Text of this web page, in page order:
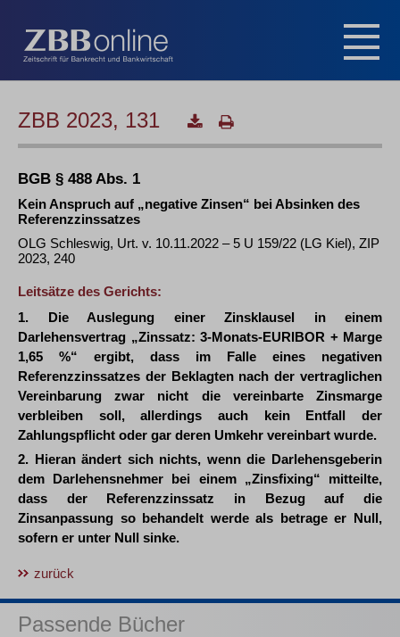
ZBB 2023, 131
BGB § 488 Abs. 1
Kein Anspruch auf „negative Zinsen“ bei Absinken des
Referenzzinssatzes
OLG Schleswig, Urt. v. 10.11.2022 – 5 U 159/22 (LG Kiel), ZIP
2023, 240
Leitsätze des Gerichts:
1. Die Auslegung einer Zinsklausel in einem
Darlehensvertrag „Zinssatz: 3-Monats-EURIBOR + Marge
1,65 %“ ergibt, dass im Falle eines negativen
Referenzzinssatzes der Beklagten nach der vertraglichen
Vereinbarung zwar nicht die vereinbarte Zinsmarge
verbleiben soll, allerdings auch kein Entfall der
Zahlungspflicht oder gar deren Umkehr vereinbart wurde.
2. Hieran ändert sich nichts, wenn die Darlehensgeberin
dem Darlehensnehmer bei einem „Zinsfixing“ mitteilte,
dass der Referenzzinssatz in Bezug auf die
Zinsanpassung so behandelt werde als betrage er Null,
sofern er unter Null sinke.
zurück
Passende Bücher